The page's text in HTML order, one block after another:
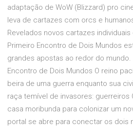
adaptação de WoW (Blizzard) pro
leva de cartazes com orcs e
Revelados novos cartazes individuais
Primeiro Encontro de Dois Mundos
grandes apostas ao redor do mundo.
Encontro de Dois Mundos O reino
beira de uma guerra enquanto sua
raça temível de invasores: guerreiros
casa moribunda para colonizar um
portal se abre para conectar os dois